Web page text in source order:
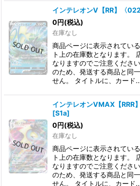
インテレオンV【RR】〈
0円(税込)
在庫なし
商品ページに表示されてい
ト上の在庫数となります。
なりますのでご注意くださ
のため、発送する商品と同
せん。 タイトルに、カード
インテレオンVMAX【RRR
[S1a]
0円(税込)
在庫なし
商品ページに表示されてい
ト上の在庫数となります。
なりますのでご注意くださ
のため、発送する商品と同
せん。 タイトルに、カード